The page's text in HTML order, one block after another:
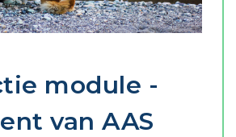
module -
van AAS